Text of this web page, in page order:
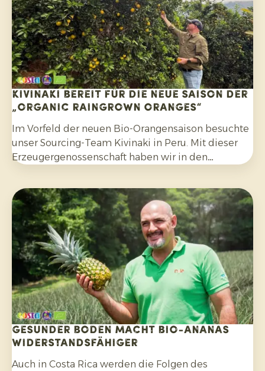
angebaut und nach der Ernte nicht mit Fungiziden
behandelt wurden.
Kivinaki bereit für die neue Saison der
„Organic Raingrown Oranges“
Im Vorfeld der neuen Bio-Orangensaison besuchte
unser Sourcing-Team Kivinaki in Peru. Mit dieser
Erzeugergenossenschaft haben wir in den
bereiteten wir gemeinsam die kommenden
Monate vor.
Gesunder Boden macht Bio-Ananas
widerstandsfähiger
Auch in Costa Rica werden die Folgen des